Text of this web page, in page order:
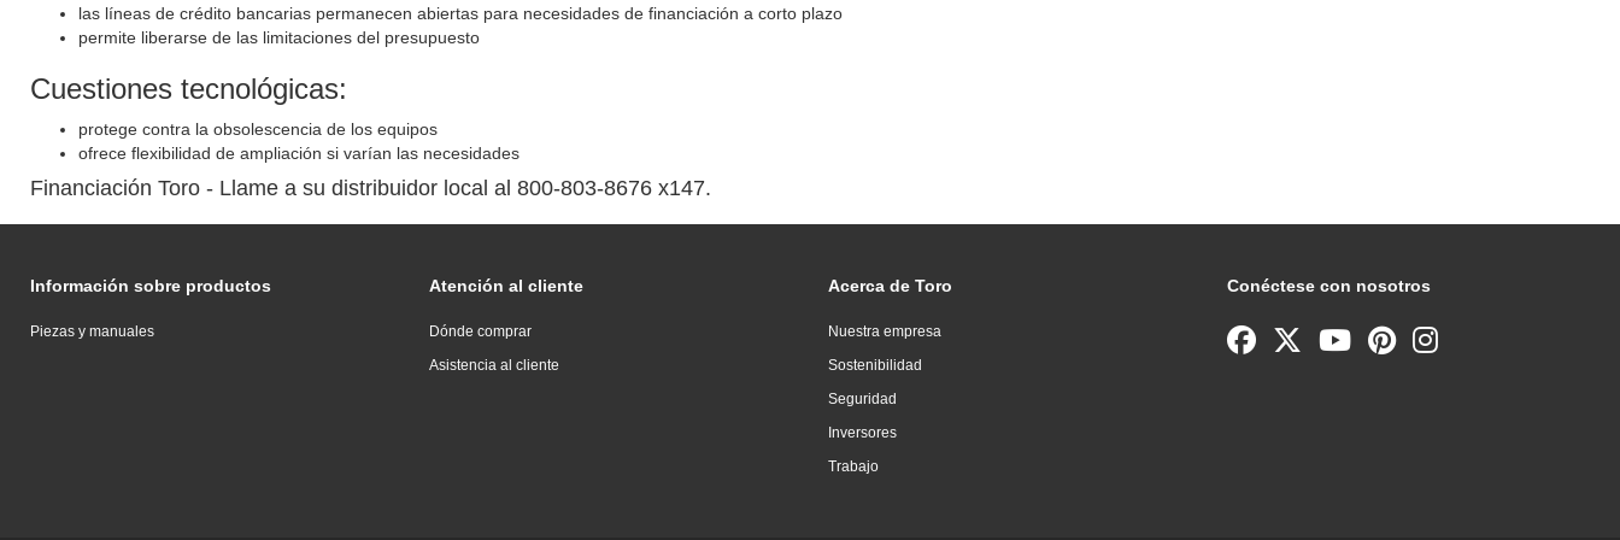
las líneas de crédito bancarias permanecen abiertas para necesidades de financiación a corto plazo
permite liberarse de las limitaciones del presupuesto
Cuestiones tecnológicas:
protege contra la obsolescencia de los equipos
ofrece flexibilidad de ampliación si varían las necesidades
Financiación Toro - Llame a su distribuidor local al 800-803-8676 x147.
Información sobre productos
Piezas y manuales
Atención al cliente
Dónde comprar
Asistencia al cliente
Acerca de Toro
Nuestra empresa
Sostenibilidad
Seguridad
Inversores
Trabajo
Conéctese con nosotros